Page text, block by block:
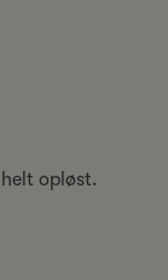
opløst.